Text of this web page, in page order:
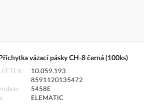
vázací pásky CH-8 černá (100ks)
10.059.193
8591120135472
5458E
ELEMATIC